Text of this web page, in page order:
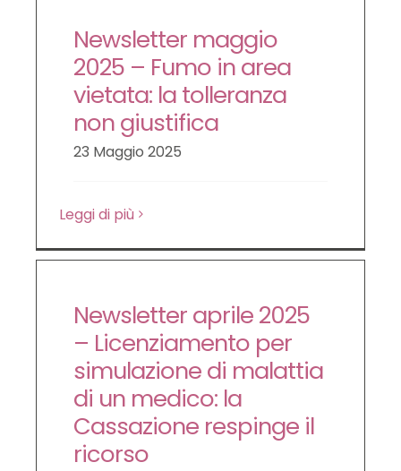
Newsletter maggio
2025 – Fumo in area
vietata: la tolleranza
non giustifica
23 Maggio 2025
Leggi di più
Newsletter aprile 2025
– Licenziamento per
simulazione di malattia
di un medico: la
Cassazione respinge il
ricorso